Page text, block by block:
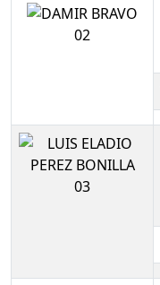
02
03